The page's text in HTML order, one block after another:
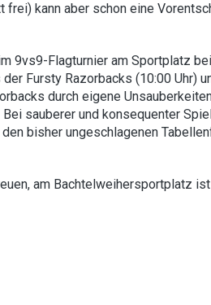
frei) kann aber schon eine
9vs9-Flagturnier am Sportplatz
Fursty Razorbacks (10:00 Uhr)
durch eigene
sauberer und konsequenter
bisher ungeschlagenen
am Bachtelweihersportplatz